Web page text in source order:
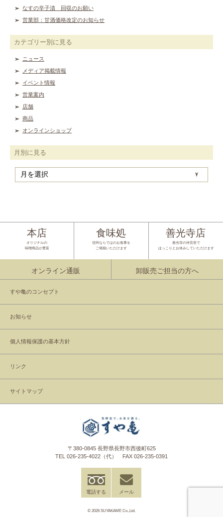
なすの辛子漬 回収のお願い
営業部：甘酒価格改定のお知らせ
カテゴリー別に見る
ニュース
メディア掲載情報
イベント情報
営業案内
店舗
商品
オンラインショップ
月別に見る
本店
オリジナルの
味噌商品が豊富
食味処
信州ならではのお食事を
ご堪能いただけます
善光寺店
善光寺の仲見世で
ほっこりとお休みしていただけます
オンライン通販 卸販売ご担当の方へ
すや亀のコンセプト
お知らせ
個人情報保護の基本方針
リンク
サイトマップ
〒380-0845 長野県長野市西後町625
TEL 026-235-4022 （代） FAX 026-235-0391
電話する メール
© 2026 SUYAKAME Co.,Ltd.